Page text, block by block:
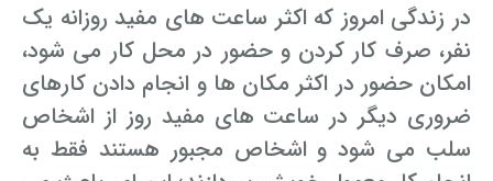
در زندگی امروز که اکثر ساعت های مفید روزانه یک
نفر، صرف کار کردن و حضور در محل کار می شود،
امکان حضور در اکثر مکان ها و انجام دادن کارهای
ضروری دیگر در ساعت های مفید روز از اشخاص
سلب می شود و اشخاص مجبور هستند فقط به